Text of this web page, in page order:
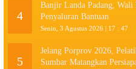
4
Banjir Landa Padang,
Penyaluran Bantuan
Senin, 3 Agustus 2026 | 17 : 47
5
Jelang Porprov 2026,
Sumbar Matangkan